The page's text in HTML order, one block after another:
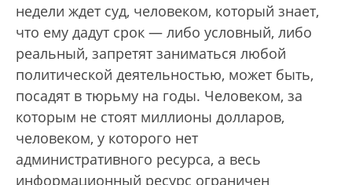
недели ждет суд, человеком, который знает,
что ему дадут срок — либо условный, либо
реальный, запретят заниматься любой
политической деятельностью, может быть,
посадят в тюрьму на годы. Человеком, за
которым не стоят миллионы долларов,
человеком, у которого нет
административного ресурса, а весь
информационный ресурс ограничен